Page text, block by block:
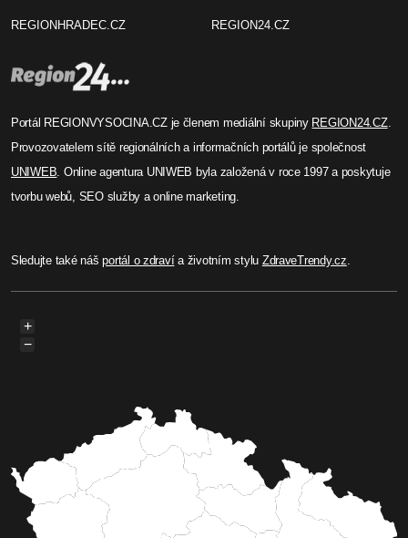
REGIONHRADEC.CZ REGION24.CZ
Portál REGIONVYSOCINA.CZ je členem mediální skupiny REGION24.CZ.
Provozovatelem sítě regionálních a informačních portálů je společnost
UNIWEB . Online agentura UNIWEB byla založená v roce 1997 a poskytuje
tvorbu webů, SEO služby a online marketing.
Sledujte také nášportál o zdravía životním stylu ZdraveTrendy.cz
+
−